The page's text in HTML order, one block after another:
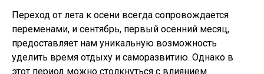
Переход от лета к осени всегда сопровождается
переменами, и сентябрь, первый осенний месяц,
предоставляет нам уникальную возможность
уделить время отдыху и саморазвитию. Однако в
этот период можно столкнуться с влиянием